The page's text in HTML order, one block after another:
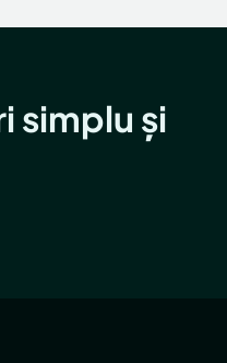
simplu și